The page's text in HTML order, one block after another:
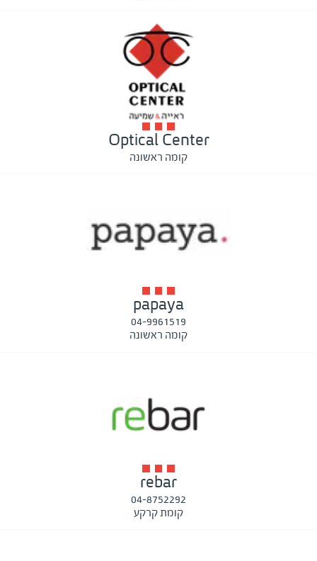
Optical Center
קומה ראשונה
papaya
04-9961519
קומה ראשונה
rebar
04-8752292
קומת קרקע